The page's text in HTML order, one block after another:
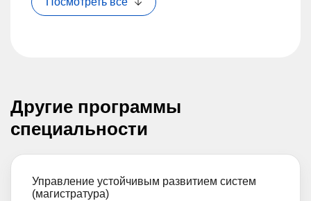
Другие программы
специальности
Управление устойчивым развитием систем
(магистратура)